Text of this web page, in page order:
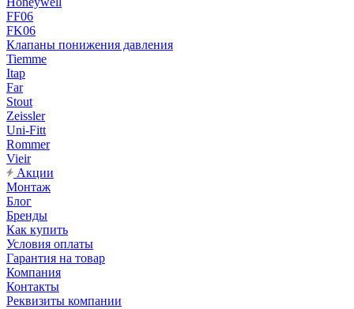
FF06
FK06
Клапаны понижения давления
Tiemme
Itap
Far
Stout
Zeissler
Uni-Fitt
Rommer
Vieir
Акции
Монтаж
Блог
Бренды
Как купить
Условия оплаты
Гарантия на товар
Компания
Контакты
Реквизиты компании